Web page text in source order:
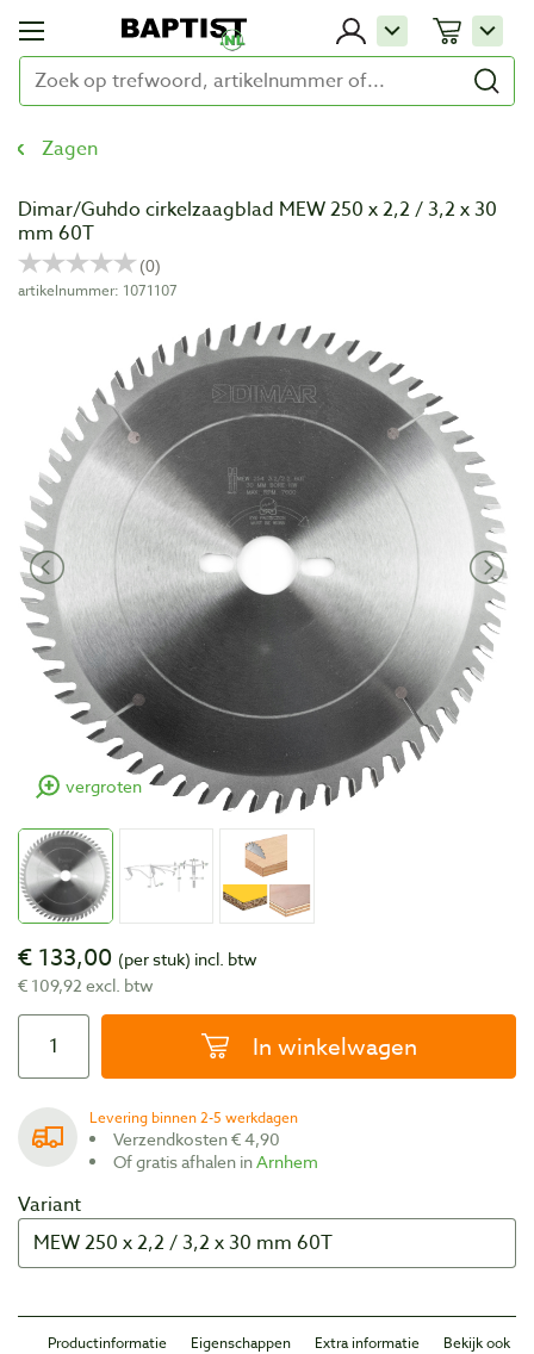
Zagen
Dimar/Guhdo cirkelzaagblad MEW 250 x 2,2 / 3,2 x 30
mm 60T
artikelnummer: 1071107
vergroten
€ 133,00 (per stuk) incl. btw
€ 109,92 excl. btw
In winkelwagen
Levering binnen 2-5 werkdagen
Verzendkosten € 4,90
Of gratis afhalen inArnhem
Variant
Productinformatie Eigenschappen Extra informatie Bekijk ook